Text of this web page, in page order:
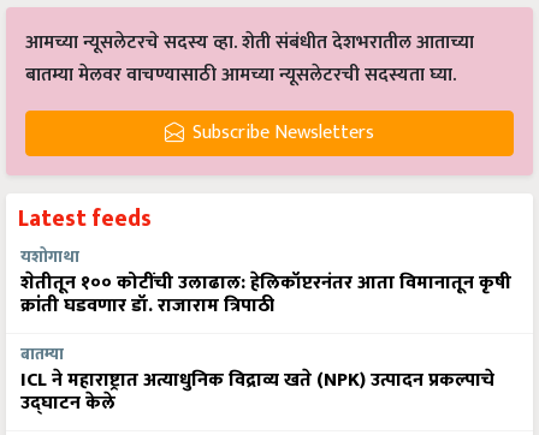
आमच्या न्यूसलेटरचे सदस्य व्हा. शेती संबंधीत देशभरातील आताच्या
बातम्या मेलवर वाचण्यासाठी आमच्या न्यूसलेटरची सदस्यता घ्या.
Subscribe Newsletters
यशोगाथा
शेतीतून १०० कोटींची उलाढाल: हेलिकॉप्टरनंतर आता विमानातून कृषी
क्रांती घडवणार डॉ. राजाराम त्रिपाठी
ICL ने महाराष्ट्रात अत्याधुनिक विद्राव्य खते (NPK) उत्पादन प्रकल्पाचे
उद्घाटन केले